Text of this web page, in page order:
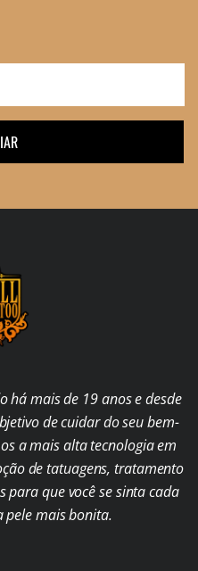
há mais de 19 anos e desde
de cuidar do seu bem-
a mais alta tecnologia em
de tatuagens, tratamento
para que você se sinta cada
pele mais bonita.